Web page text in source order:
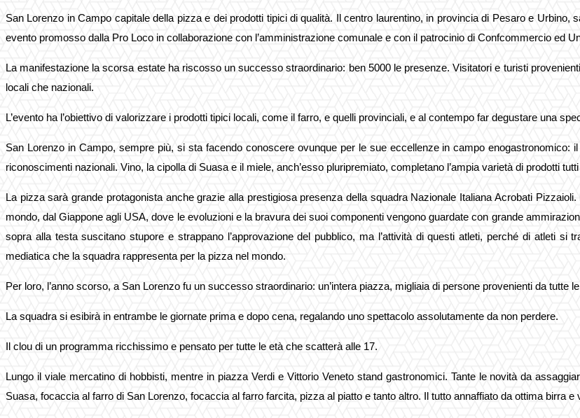
San Lorenzo in Campo capitale della pizza e dei prodotti tipici di qualità. Il centro laurentino, in provincia di Pesaro e
evento promosso dalla Pro Loco in collaborazione con l’amministrazione comunale e con il patrocinio di Confcommercio ed
La manifestazione la scorsa estate ha riscosso un successo straordinario: ben 5000 le presenze. Visitatori e turisti
locali che nazionali.
L’evento ha l’obiettivo di valorizzare i prodotti tipici locali, come il farro, e quelli provinciali, e al contempo far degustare una
San Lorenzo in Campo, sempre più, si sta facendo conoscere ovunque per le sue eccellenze in campo enogastronomico:
riconoscimenti nazionali. Vino, la cipolla di Suasa e il miele, anch’esso pluripremiato, completano l’ampia varietà di prodotti
La pizza sarà grande protagonista anche grazie alla prestigiosa presenza della squadra Nazionale Italiana Acrobati Pizzaioli.
mondo, dal Giappone agli USA, dove le evoluzioni e la bravura dei suoi componenti vengono guardate con grande
sopra alla testa suscitano stupore e strappano l’approvazione del pubblico, ma l’attività di questi atleti, perché di atleti si
mediatica che la squadra rappresenta per la pizza nel mondo.
Per loro, l’anno scorso, a San Lorenzo fu un successo straordinario: un’intera piazza, migliaia di persone provenienti da tutte
La squadra si esibirà in entrambe le giornate prima e dopo cena, regalando uno spettacolo assolutamente da non perdere.
Il clou di un programma ricchissimo e pensato per tutte le età che scatterà alle 17.
Lungo il viale mercatino di hobbisti, mentre in piazza Verdi e Vittorio Veneto stand gastronomici. Tante le novità da
Suasa, focaccia al farro di San Lorenzo, focaccia al farro farcita, pizza al piatto e tanto altro. Il tutto annaffiato da ottima birra e